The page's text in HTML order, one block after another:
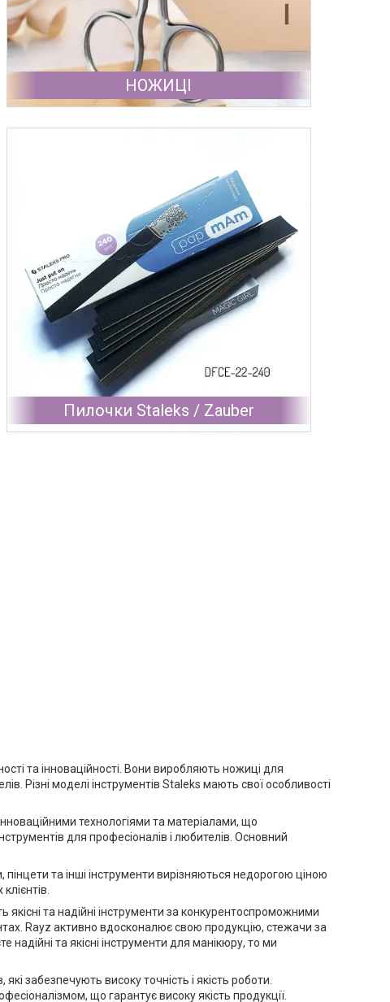
НОЖИЦІ
Пилочки Staleks / Zauber
та інноваційності. Вони виробляють ножиці для
Різні моделі інструментів Staleks мають свої особливості
технологіями та матеріалами, що
для професіоналів і любителів. Основний
та інші інструменти вирізняються недорогою ціною
та надійні інструменти за конкурентоспроможними
Rayz активно вдосконалює свою продукцію, стежачи за
та якісні інструменти для манікюру, то ми
забезпечують високу точність і якість роботи.
що гарантує високу якість продукції.